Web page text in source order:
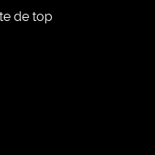
de top